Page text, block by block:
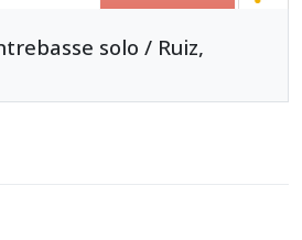
solo / Ruiz,